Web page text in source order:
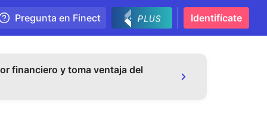
Pregunta en Finect Identifícate
financiero y toma ventaja del